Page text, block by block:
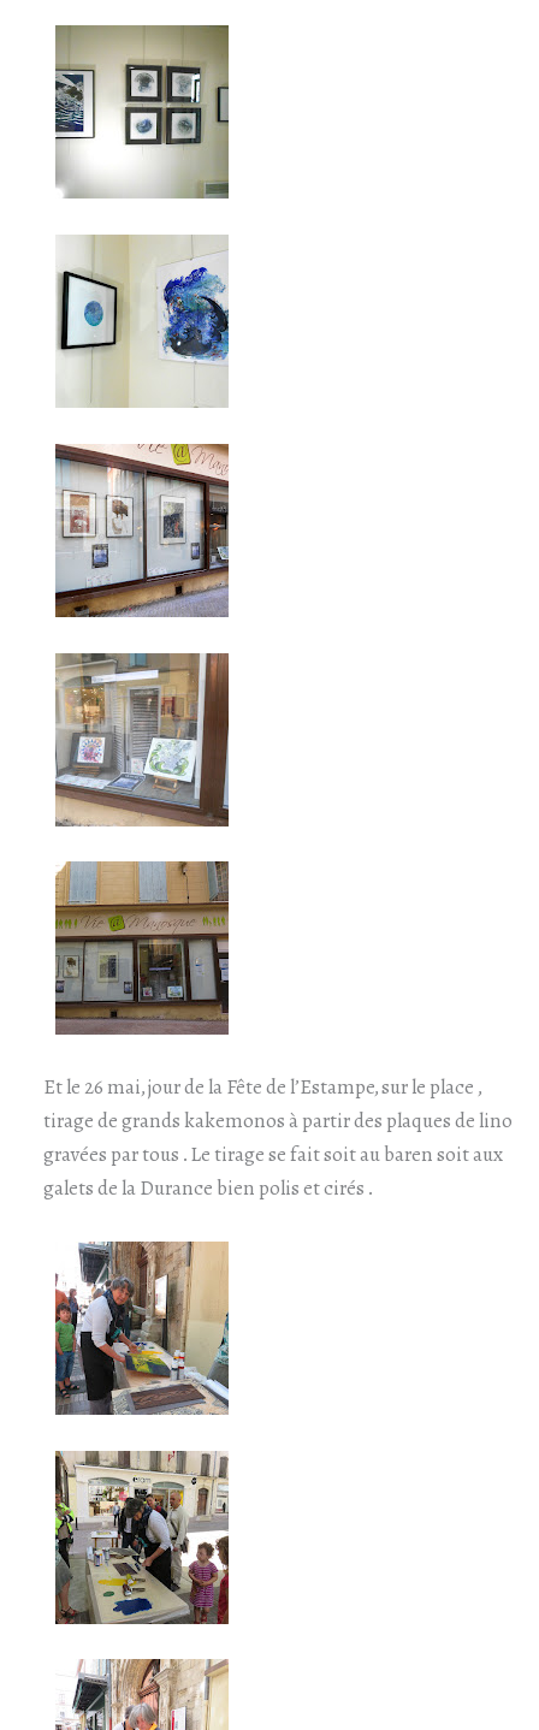
Et le 26 mai, jour de la Fête de l’Estampe, sur le place ,
tirage de grands kakemonos à partir des plaques de lino
gravées par tous . Le tirage se fait soit au baren soit aux
galets de la Durance bien polis et cirés .